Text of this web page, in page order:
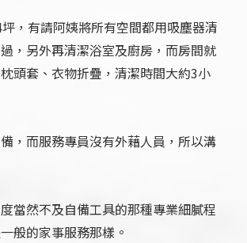
，有請阿姨將所有空間都用吸塵器清
，另外再清潔浴室及廚房，而房間就
頭套、衣物折疊，清潔時間大約3小
，而服務專員沒有外藉人員，所以溝
當然不及自備工具的那種專業細膩程
般的家事服務那樣。